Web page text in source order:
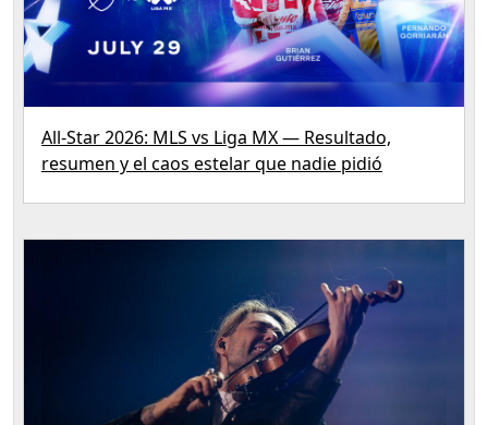
All-Star 2026: MLS vs Liga MX — Resultado,
resumen y el caos estelar que nadie pidió